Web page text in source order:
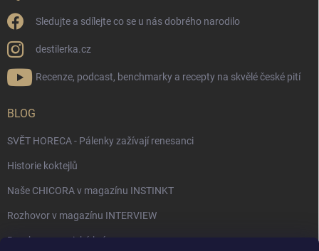
Sledujte a sdílejte co se u nás dobrého narodilo
destilerka.cz
Recenze, podcast, benchmarky a recepty na skvělé české pití
BLOG
SVĚT HORECA - Pálenky zažívají renesanci
Historie koktejlů
Naše CHICORA v magazínu INSTINKT
Rozhovor v magazínu INTERVIEW
Bourbon, americká krása.